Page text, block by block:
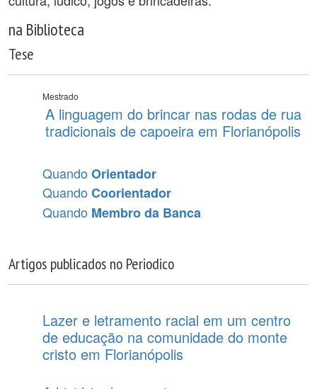
na Biblioteca
Tese
Mestrado
A linguagem do brincar nas rodas de rua
tradicionais de capoeira em Florianópolis
Quando Orientador
Quando Coorientador
Quando Membro da Banca
Artigos publicados no Periodico
Lazer e letramento racial em um centro
de educação na comunidade do monte
cristo em Florianópolis